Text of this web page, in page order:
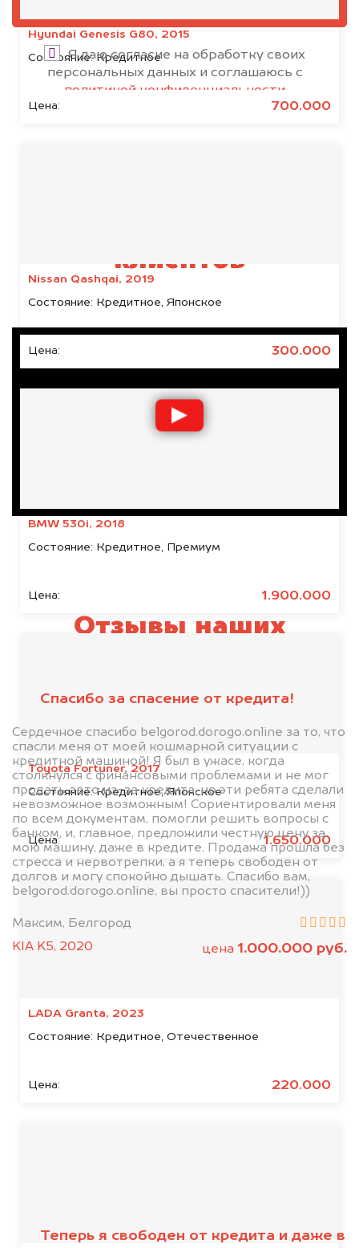
Hyundai Genesis G80, 2015
Состояние:Кредитное
Цена: 700.000
Nissan Qashqai, 2019
Состояние: Кредитное, Японское
Цена: 300.000
BMW 530i, 2018
Состояние: Кредитное, Премиум
Цена: 1.900.000
Toyota Fortuner, 2017
Состояние:Кредитное, Японское
Цена: 1.650.000
LADA Granta, 2023
Состояние: Кредитное, Отечественное
Цена: 220.000
Я даю согласие на обработку своих
персональных данных и соглашаюсь с
политикой конфиденциальности
клиентов
Отзывы наших
Спасибо за спасение от кредита!
Сердечное спасибо belgorod.dorogo.online за то, что
спасли меня от моей кошмарной ситуации с
кредитной машиной! Я был в ужасе, когда
столкнулся с финансовыми проблемами и не мог
продать авто из-за кредита, но эти ребята сделали
невозможное возможным! Сориентировали меня
по всем документам, помогли решить вопросы с
банком, и, главное, предложили честную цену за
мою машину, даже в кредите. Продажа прошла без
стресса и нервотрепки, а я теперь свободен от
долгов и могу спокойно дышать. Спасибо вам,
belgorod.dorogo.online, вы просто спасители!))
Максим, Белгород
KIA K5, 2020
цена 1.000.000 руб.
Теперь я свободен от кредита и даже в
банками